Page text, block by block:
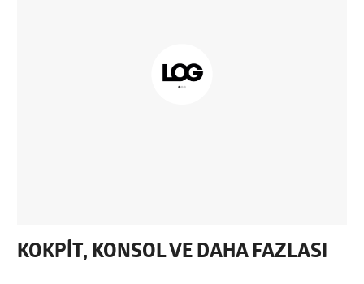
KOKPİT, KONSOL VE DAHA FAZLASI